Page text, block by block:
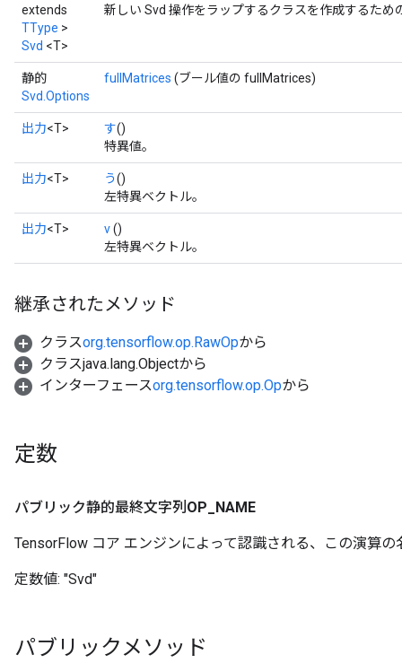
extends
TType >
Svd <T>
新しい Svd 操作をラップするクラスを作成するため
静的
Svd.Options
fullMatrices (ブール値の fullMatrices)
出力<T> す()
特異値。
出力<T> う()
左特異ベクトル。
出力<T> v()
左特異ベクトル。
継承されたメソッド
クラスorg.tensorflow.op.RawOpから
クラスjava.lang.Objectから
インターフェースorg.tensorflow.op.Opから
定数
パブリック静的最終文字列OP NAME
TensorFlow コア エンジンによって認識される、この演算の
定数値: "Svd"
パブリックメソッド